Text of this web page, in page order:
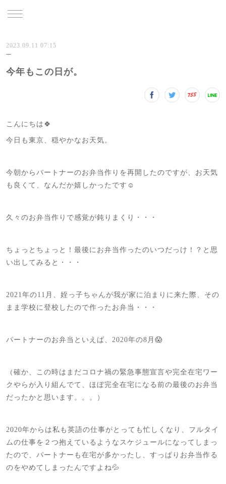
2023.09.11 07:15
今年もこの日が。
こんにちは🍀
今日も東京、穏やかなお天気。
今朝からパートナーのお弁当作りを再開したのですが、お天気
も良くて、なんだか嬉しかったです☺️
久々のお弁当作りで感覚が鈍りまくり・・・
ちょっとちょっと！最後にお弁当作ったのいつだっけ！？と思
い出してみると・・・
2021年の11月、姪っ子ちゃんが我が家に泊まりに来た際、その
まま学校に登校したので作ったお弁当・・・
パートナーのお弁当といえば、2020年の8月😱
（確か、この時はまだコロナ禍の緊急事態宣言や完全在宅ワー
クやらが入り組んでて、ほぼ完全在宅になる前の最後のお弁当
だったかと思います。。。）
2020年からは私も英語の仕事がとっても忙しくなり、フルタイ
ムの仕事を２つ抱えているようなスケジュールになってしまっ
たので、パートナーも在宅が多かったし、すっぱりお弁当作る
のをやめてしまったんですよね💦